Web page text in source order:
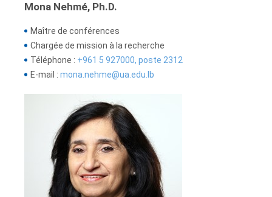
Mona Nehmé, Ph.D.
Maître de conférences
Chargée de mission à la recherche
Téléphone : +961 5 927000, poste 2312
E-mail : mona.nehme@ua.edu.lb